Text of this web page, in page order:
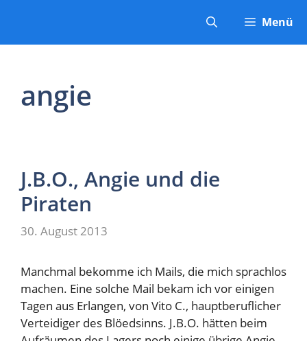
springen
Menü
angie
J.B.O., Angie und die
Piraten
30. August 2013
Manchmal bekomme ich Mails, die mich sprachlos
machen. Eine solche Mail bekam ich vor einigen
Tagen aus Erlangen, von Vito C., hauptberuflicher
Verteidiger des Blöedsinns. J.B.O. hätten beim